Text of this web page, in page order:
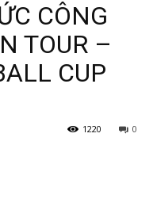
CÔNG
TOUR –
CUP
0
1220